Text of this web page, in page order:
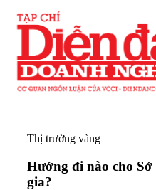
Thị trường vàng
Hướng đi nào cho
gia?